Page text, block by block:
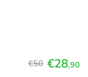
€50 €28,90